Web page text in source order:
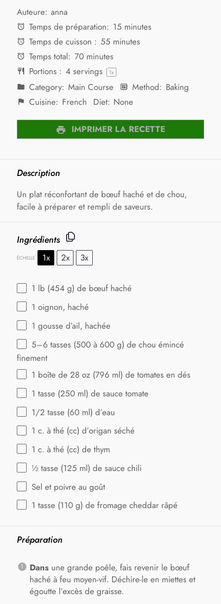
Auteure: anna
Temps de préparation: 15 minutes
Temps de cuisson : 55 minutes
Temps total: 70 minutes
Portions : 4servings 1x
Category: Main Course Method: Baking
Cuisine: French Diet: None
IMPRIMER LA RECETTE
Description
Un plat réconfortant de bœuf haché et de chou,
facile à préparer et rempli de saveurs.
Ingrédients
ÉCHELLE 1x 2x 3x
1 lb (454 g) de bœuf haché
1 oignon, haché
1 gousse d’ail, hachée
5–6 tasses (500 à 600 g) de chou émincé
finement
1 boîte de 28 oz (796 ml) de tomates en dés
1 tasse (250 ml) de sauce tomate
1/2 tasse (60 ml) d’eau
1 c. à thé (cc) d’origan séché
1 c. à thé (cc) de thym
½ tasse (125 ml) de sauce chili
Sel et poivre au goût
1 tasse (110 g) de fromage cheddar râpé
Préparation
Dansune grande poêle, fais revenir le bœuf
haché à feu moyen-vif. Déchire-le en miettes et
égoutte l’excès de graisse.